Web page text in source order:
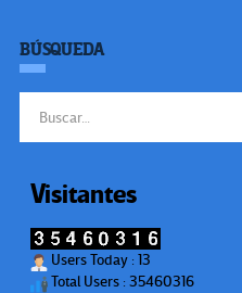
BÚSQUEDA
Visitantes
Users Today : 13
Total Users : 35460316